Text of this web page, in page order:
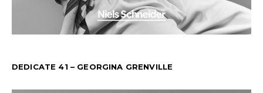
DEDICATE 41 – GEORGINA GRENVILLE